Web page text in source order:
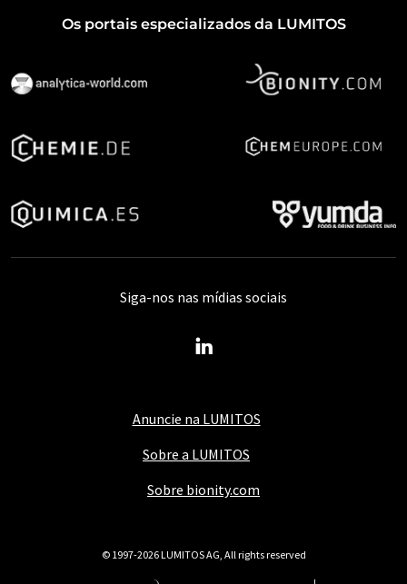
Os portais especializados da LUMITOS
Anuncie na LUMITOS
Sobre a LUMITOS
Sobre bionity.com
Siga-nos nas mídias sociais
© 1997-2026 LUMITOS AG, All rights reserved